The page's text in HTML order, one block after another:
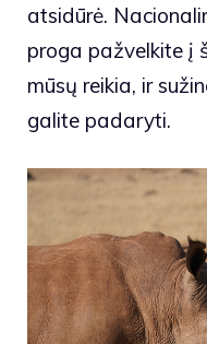
atsidūrė.
proga pažvelkite į
mūsų reikia, ir
galite padaryti.